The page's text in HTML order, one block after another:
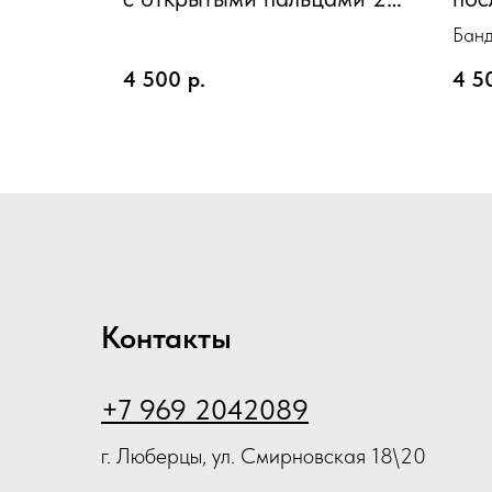
4 500 р. 4
Контакты
+7 969 2042089
г. Люберцы, ул. Смирновская 18\20